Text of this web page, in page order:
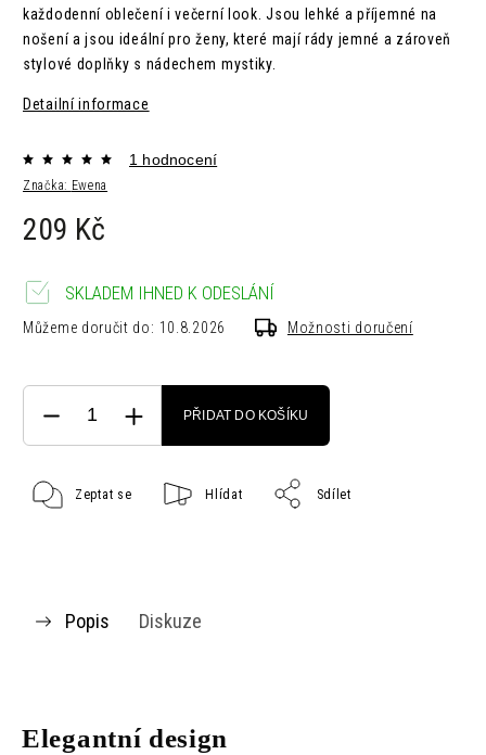
každodenní oblečení i večerní look. Jsou lehké a příjemné na
nošení a jsou ideální pro ženy, které mají rády jemné a zároveň
stylové doplňky s nádechem mystiky.
Detailní informace
Značka: Ewena
1 hodnocení
209 Kč
SKLADEM IHNED K ODESLÁNÍ
Můžeme doručit do: 10.8.2026 Možnosti doručení
PŘIDAT DO KOŠÍKU
Zeptat se Hlídat Sdílet
Popis Diskuze
Elegantní design